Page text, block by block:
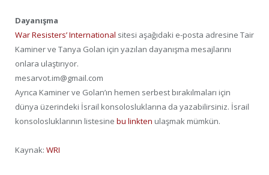
Dayanışma
War Resisters’ International sitesi aşağıdaki e-posta adresine Tair
Kaminer ve Tanya Golan için yazılan dayanışma mesajlarını
onlara ulaştırıyor.
mesarvot.im@gmail.com
Ayrıca Kaminer ve Golan’ın hemen serbest bırakılmaları için
dünya üzerindeki İsrail konsolosluklarına da yazabilirsiniz. İsrail
konsolosluklarının listesine bu linkten ulaşmak mümkün.
Kaynak: WRI